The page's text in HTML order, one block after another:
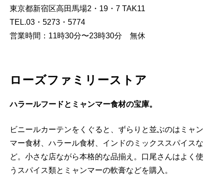
東京都新宿区高田馬場2・19・7 TAK11
TEL.03・5273・5774
営業時間：11時30分〜23時30分 無休
ローズファミリーストア
ハラールフードとミャンマー食材の宝庫。
ビニールカーテンをくぐると、ずらりと並ぶのはミャン
マー食材、ハラール食材、インドのミックススパイスな
ど。小さな店ながら本格的な品揃え。口尾さんはよく使
うスパイス類とミャンマーの軟膏などを購入。